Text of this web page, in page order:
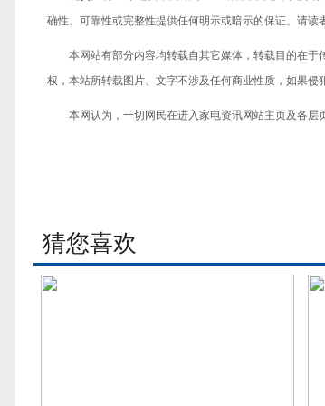
确性、可靠性或完整性提供任何明示或暗示的保证。请读
本网站有部分内容均转载自其它媒体，转载目的在
权，本站所转载图片、文字不涉及任何商业性质，如果侵
本网认为，一切网民在进入家电资讯网站主页及各层
猜您喜欢